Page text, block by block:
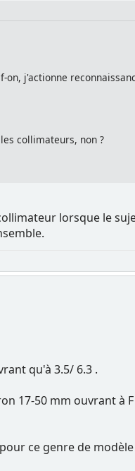
j'actionne
collimateurs, non ?
lorsque le
qu'à 3.5/ 6.3 .
17-50 mm ouvrant à
ce genre de